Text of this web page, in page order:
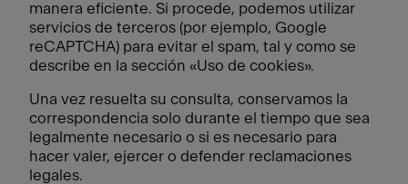
manera eficiente. Si procede, podemos utilizar
servicios de terceros (por ejemplo, Google
reCAPTCHA) para evitar el spam, tal y como se
describe en la sección «Uso de cookies».
Una vez resuelta su consulta, conservamos la
correspondencia solo durante el tiempo que sea
legalmente necesario o si es necesario para
hacer valer, ejercer o defender reclamaciones
legales.